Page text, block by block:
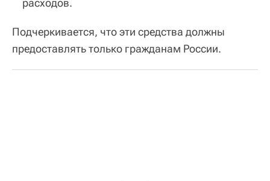
расходов.
Подчеркивается, что эти средства должны
предоставлять только гражданам России.